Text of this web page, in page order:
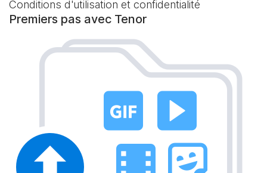
Conditions d'utilisation et confidentialité
Premiers pas avec Tenor